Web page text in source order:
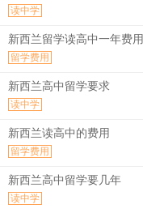
读中学
新西兰留学读高中一年费用
留学费用
新西兰高中留学要求
读中学
新西兰读高中的费用
留学费用
新西兰高中留学要几年
读中学